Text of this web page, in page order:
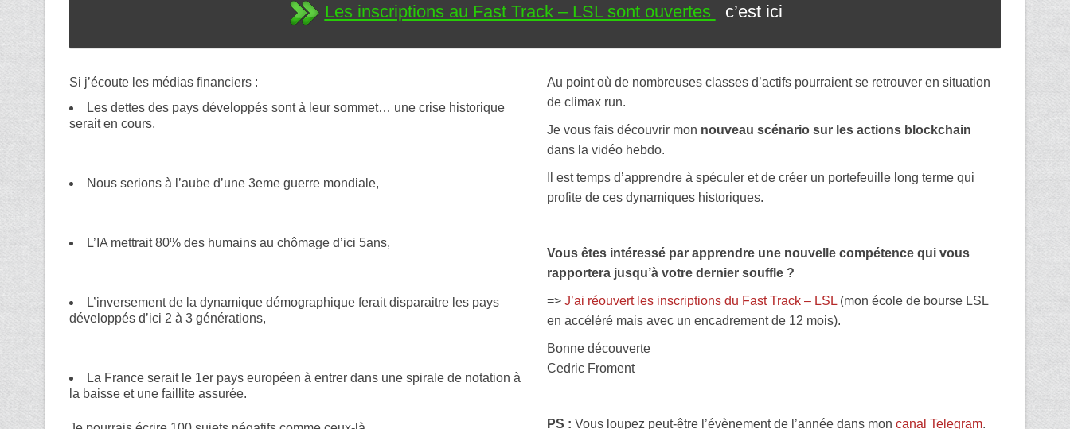
Les inscriptions au Fast Track – LSL sont ouvertes c’est ici
Si j’écoute les médias financiers :
Les dettes des pays développés sont à leur sommet… une crise historique
serait en cours,
Nous serions à l’aube d’une 3eme guerre mondiale,
L’IA mettrait 80% des humains au chômage d’ici 5ans,
L’inversement de la dynamique démographique ferait disparaitre les pays
développés d’ici 2 à 3 générations,
La France serait le 1er pays européen à entrer dans une spirale de notation à
la baisse et une faillite assurée.
Au point où de nombreuses classes d’actifs pourraient se retrouver en situation
de climax run.
Je vous fais découvrir mon nouveau scénario sur les actions blockchain
dans la vidéo hebdo.
Il est temps d’apprendre à spéculer et de créer un portefeuille long terme qui
profite de ces dynamiques historiques.
Vous êtes intéressé par apprendre une nouvelle compétence qui vous
rapportera jusqu’à votre dernier souffle ?
=> J’ai réouvert les inscriptions du Fast Track – LSL (mon école de bourse LSL
en accéléré mais avec un encadrement de 12 mois).
Bonne découverte
Cedric Froment
PS : Vous loupez peut-être l’évènement de l’année dans mon canal Telegram.